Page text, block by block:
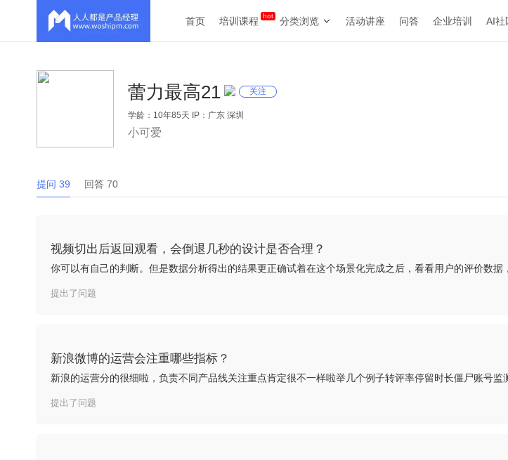
首页 培训课程 分类浏览 活动讲座 问答 企业培训 AI社
蕾力最高21 关注
学龄：10年85天 IP：广东 深圳
小可爱
提问 39 回答 70
视频切出后返回观看，会倒退几秒的设计是否合理？
你可以有自己的判断。但是数据分析得出的结果更正确试着在这个场景化完成之后，看看用户的评价数据
提出了问题
新浪微博的运营会注重哪些指标？
提出了问题